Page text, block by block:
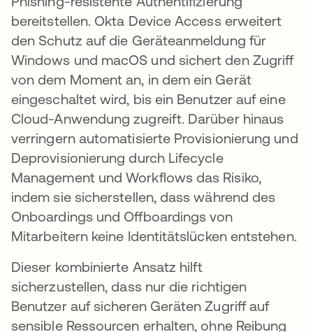
bereitstellen. Okta Device Access erweitert
den Schutz auf die Geräteanmeldung für
Windows und macOS und sichert den Zugriff
von dem Moment an, in dem ein Gerät
eingeschaltet wird, bis ein Benutzer auf eine
Cloud-Anwendung zugreift. Darüber hinaus
verringern automatisierte Provisionierung und
Deprovisionierung durch Lifecycle
Management und Workflows das Risiko,
indem sie sicherstellen, dass während des
Onboardings und Offboardings von
Mitarbeitern keine Identitätslücken entstehen.
Dieser kombinierte Ansatz hilft
sicherzustellen, dass nur die richtigen
Benutzer auf sicheren Geräten Zugriff auf
sensible Ressourcen erhalten, ohne Reibung